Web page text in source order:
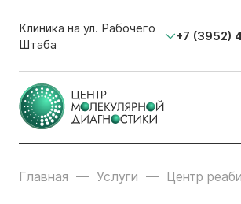
Клиника на ул. Рабочего
Штаба
+7 (3952)
Главная Услуги Центр